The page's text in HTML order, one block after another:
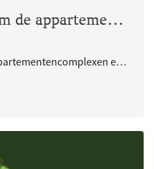
Plantstroken rondom de appartementencomplexen en de talud gedeeltes
Plantstroken rondom de appartementencomplexen en de talud gedeeltes